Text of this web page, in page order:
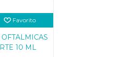
Favorito
10 ML